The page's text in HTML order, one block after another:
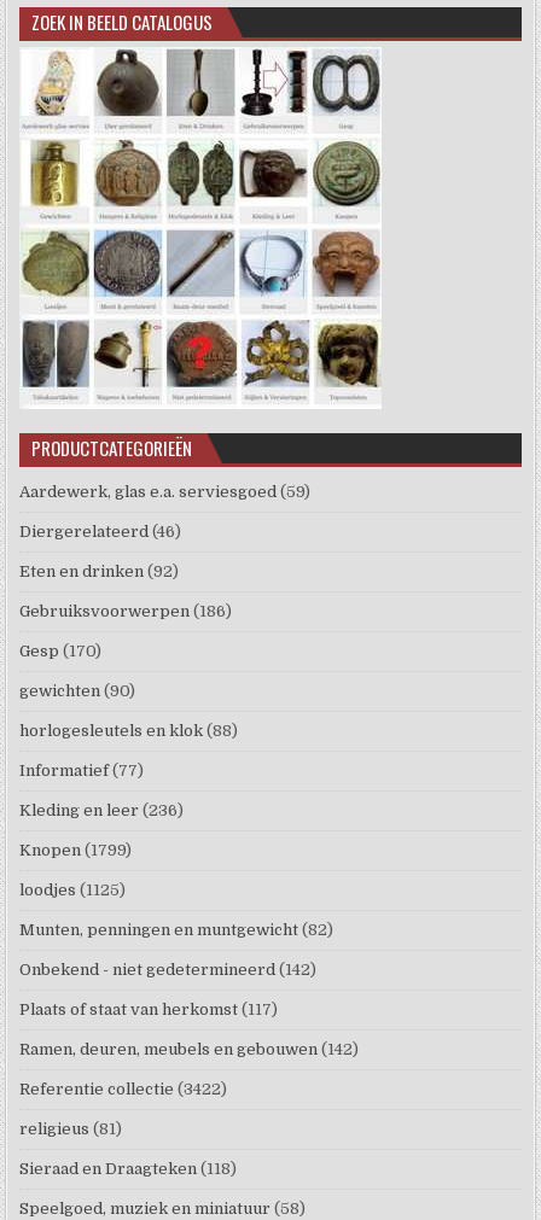
ZOEK IN BEELD CATALOGUS
PRODUCTCATEGORIEËN
Aardewerk, glas e.a. serviesgoed (59)
Diergerelateerd (46)
Eten en drinken (92)
Gebruiksvoorwerpen (186)
Gesp (170)
gewichten (90)
horlogesleutels en klok (88)
Informatief (77)
Kleding en leer (236)
Knopen (1799)
loodjes (1125)
Munten, penningen en muntgewicht (82)
Onbekend - niet gedetermineerd (142)
Plaats of staat van herkomst (117)
Ramen, deuren, meubels en gebouwen (142)
Referentie collectie (3422)
religieus (81)
Sieraad en Draagteken (118)
Speelgoed, muziek en miniatuur (58)